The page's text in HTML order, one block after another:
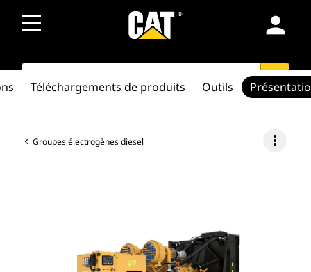
person
SEARCH search
Groupes électrogènes diesel more_vert
Téléchargements de produits Outils